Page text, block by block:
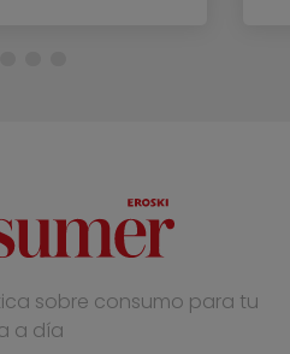
sobre consumo para tu
a día